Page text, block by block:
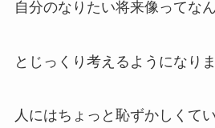
自分のなりたい将来像ってな
とじっくり考えるようになりま
人にはちょっと恥ずかしくて